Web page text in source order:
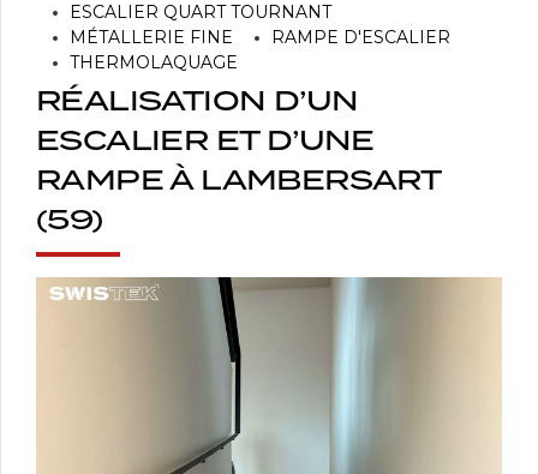
ESCALIER QUART TOURNANT
MÉTALLERIE FINE
RAMPE D'ESCALIER
THERMOLAQUAGE
RÉALISATION D’UN
ESCALIER ET D’UNE
RAMPE À LAMBERSART
(59)